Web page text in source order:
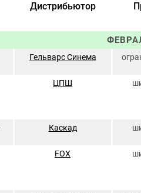
Дистрибьютор
Гельварс Синема
ЦПШ
Каскад
FOX